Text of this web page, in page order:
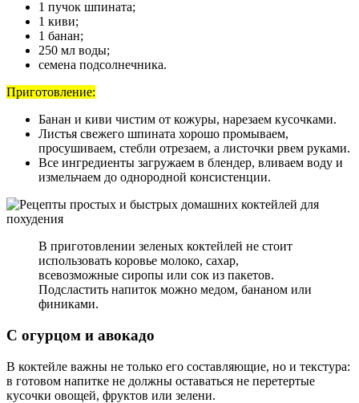
1 пучок шпината;
1 киви;
1 банан;
250 мл воды;
семена подсолнечника.
Приготовление:
Банан и киви чистим от кожуры, нарезаем кусочками.
Листья свежего шпината хорошо промываем,
просушиваем, стебли отрезаем, а листочки рвем руками.
Все ингредиенты загружаем в блендер, вливаем воду и
измельчаем до однородной консистенции.
В приготовлении зеленых коктейлей не стоит
использовать коровье молоко, сахар,
всевозможные сиропы или сок из пакетов.
Подсластить напиток можно медом, бананом или
финиками.
С огурцом и авокадо
В коктейле важны не только его составляющие, но и текстура:
в готовом напитке не должны оставаться не перетертые
кусочки овощей, фруктов или зелени.